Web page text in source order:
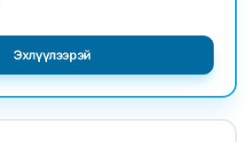
Эхлүүлээрэй